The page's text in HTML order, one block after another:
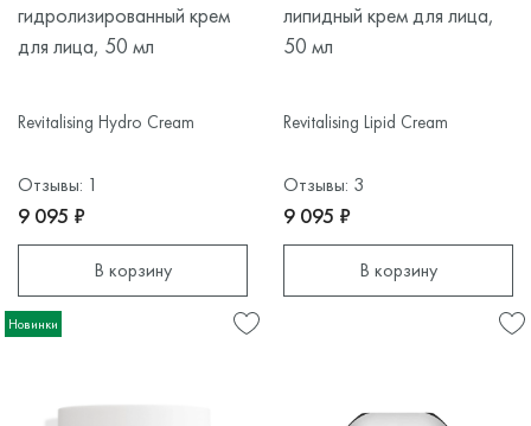
гидролизированный крем
для лица, 50 мл
Revitalising Hydro Cream
Отзывы: 1
9 095 ₽
В корзину
липидный крем для лица,
50 мл
Revitalising Lipid Cream
Отзывы: 3
9 095 ₽
В корзину
Новинки